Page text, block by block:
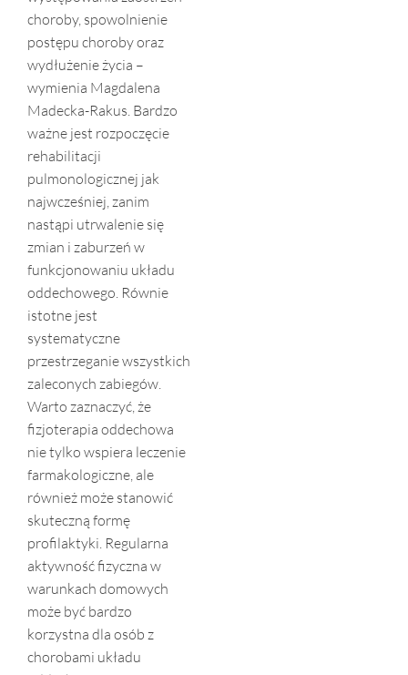
choroby, spowolnienie
postępu choroby oraz
wydłużenie życia –
wymienia Magdalena
Madecka-Rakus. Bardzo
ważne jest rozpoczęcie
rehabilitacji
pulmonologicznej jak
najwcześniej, zanim
nastąpi utrwalenie się
zmian i zaburzeń w
funkcjonowaniu układu
oddechowego. Równie
istotne jest
systematyczne
przestrzeganie wszystkich
zaleconych zabiegów.
Warto zaznaczyć, że
fizjoterapia oddechowa
nie tylko wspiera leczenie
farmakologiczne, ale
również może stanowić
skuteczną formę
profilaktyki. Regularna
aktywność fizyczna w
warunkach domowych
może być bardzo
korzystna dla osób z
chorobami układu